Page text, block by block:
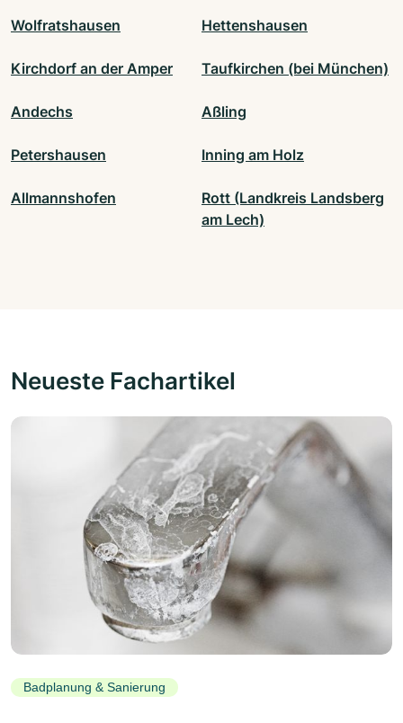
Wolfratshausen Hettenshausen
Kirchdorf an der Amper Taufkirchen (bei München)
Andechs Aßling
Petershausen Inning am Holz
Allmannshofen
Rott (Landkreis Landsberg
am Lech)
Neueste Fachartikel
Badplanung & Sanierung